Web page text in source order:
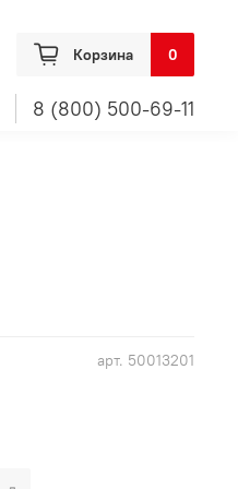
Корзина 0
8 (800) 500-69-11
арт. 50013201